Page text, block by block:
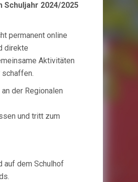
Schuljahr 2024/2025
permanent online
direkte
Aktivitäten
der Regionalen
und tritt zum
auf dem Schulhof